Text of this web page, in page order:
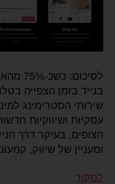
בנייד בזמן הצפייה
שירותי הסטרימינג
עסקיות ושיווקיות
הצופים, בעיקר דרך
ומעניין של שיווק,
למקור